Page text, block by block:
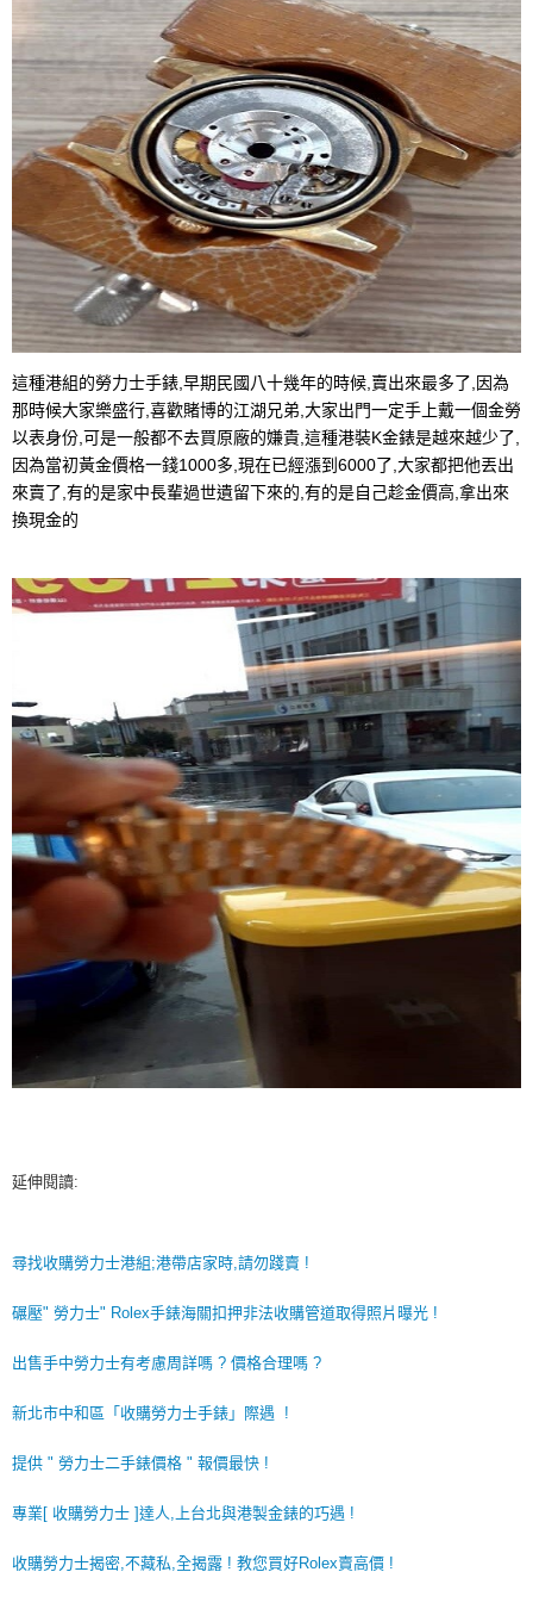
這種港組的勞力士手錶,早期民國八十幾年的時候,賣出來最多了,因為
那時候大家樂盛行,喜歡賭博的江湖兄弟,大家出門一定手上戴一個金勞
以表身份,可是一般都不去買原廠的嫌貴,這種港裝K金錶是越來越少了,
因為當初黃金價格一錢1000多,現在已經漲到6000了,大家都把他丟出
來賣了,有的是家中長輩過世遺留下來的,有的是自己趁金價高,拿出來
換現金的
延伸閱讀:
尋找收購勞力士港組;港帶店家時,請勿踐賣 !
碾壓" 勞力士" Rolex手錶海關扣押非法收購管道取得照片曝光 !
出售手中勞力士有考慮周詳嗎 ? 價格合理嗎 ?
新北市中和區「收購勞力士手錶」際遇 !
提供 " 勞力士二手錶價格 " 報價最快 !
專業[ 收購勞力士 ]達人,上台北與港製金錶的巧遇 !
收購勞力士揭密,不藏私,全揭露 ! 教您買好Rolex賣高價 !